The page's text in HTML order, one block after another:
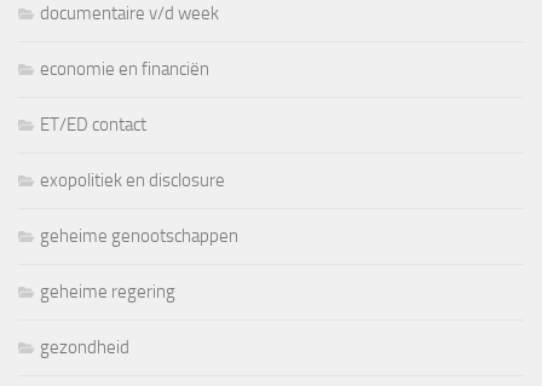
documentaire v/d week
economie en financiën
ET/ED contact
exopolitiek en disclosure
geheime genootschappen
geheime regering
gezondheid